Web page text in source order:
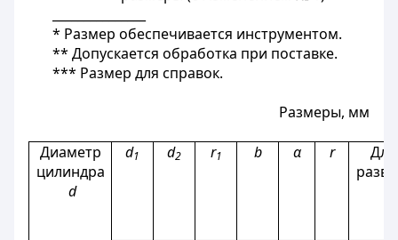
* Размер обеспечивается инструментом.
** Допускается обработка при поставке.
*** Размер для справок.
Размеры, мм
Диаметр
цилиндра
d
d1 d2 r1 b α r